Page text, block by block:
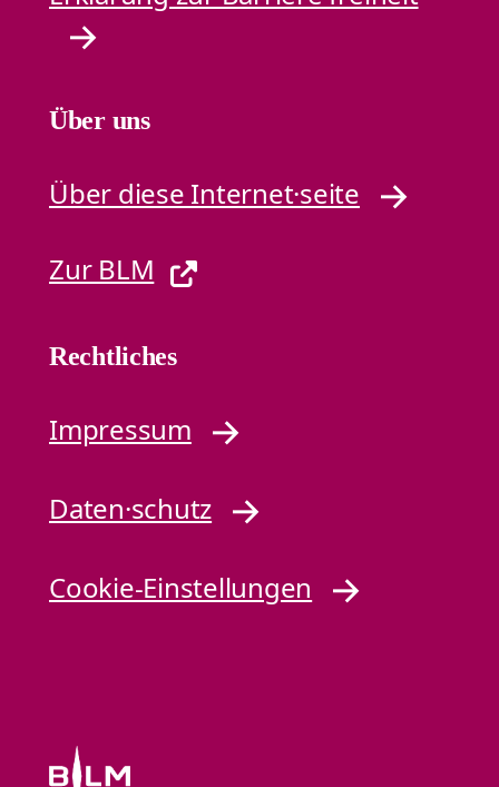
Über uns
Über diese Internet·seite
Zur BLM
Rechtliches
Impressum
Daten·schutz
Cookie-Einstellungen